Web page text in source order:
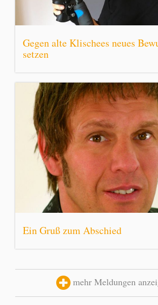
Gegen alte Klischees neues
setzen
Ein Gruß zum Abschied
mehr Meldungen